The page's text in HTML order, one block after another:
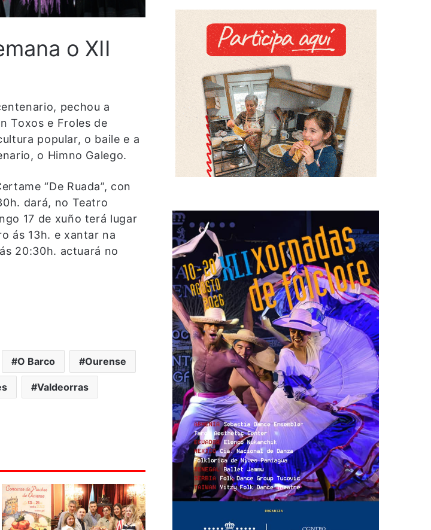
o XII
pechou a
Toxos e Froles de
popular, o baile e a
o Himno Galego.
“De Ruada”, con
dará, no Teatro
17 de xuño terá lugar
ás 13h. e xantar na
20:30h. actuará no
O Barco Ourense
Valdeorras